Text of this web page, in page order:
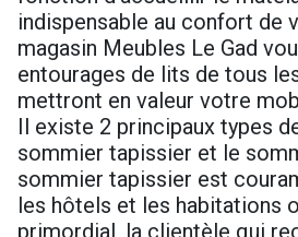
indispensable au confort de
magasin Meubles Le Gad
entourages de lits de tous
mettront en valeur votre
Il existe 2 principaux types
sommier tapissier et le
sommier tapissier est
les hôtels et les habitations